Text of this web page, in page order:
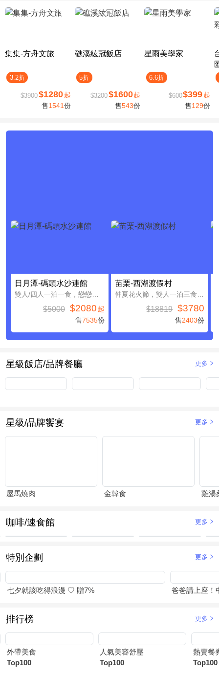
集集-方舟文旅
3.2折
$3900$1280 起
售1541份
礁溪紘冠飯店
5折
$3200$1600起
售543份
星雨美學家
6.6折
$600$399 起
售129份
日月潭-碼頭水沙連館
$5000 $2080 起
售7535份
苗栗-西湖渡假村
$18819 $3780
售2403份
星級飯店/品牌餐廳 更多
星級/品牌饗宴 更多
屋馬燒肉 金韓食 雞湯
咖啡/速食館 更多
特別企劃 更多
七夕就該吃得浪漫 ♡ 贈7% 爸爸請上座！
排行榜 更多
外帶美食
Top100
人氣美容舒壓
Top100
熱賣餐
Top100